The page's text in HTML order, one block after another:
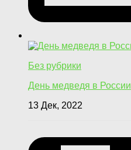
Без рубрики
День медведя в России
13 Дек, 2022